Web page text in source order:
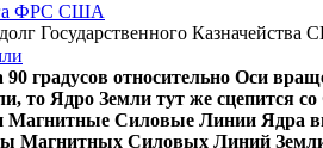
ФРС США
Государственного
90 градусов относительно Оси
то Ядро Земли тут же сцепится
Магнитные Силовые Линии Ядра
Магнитных Силовых Линий